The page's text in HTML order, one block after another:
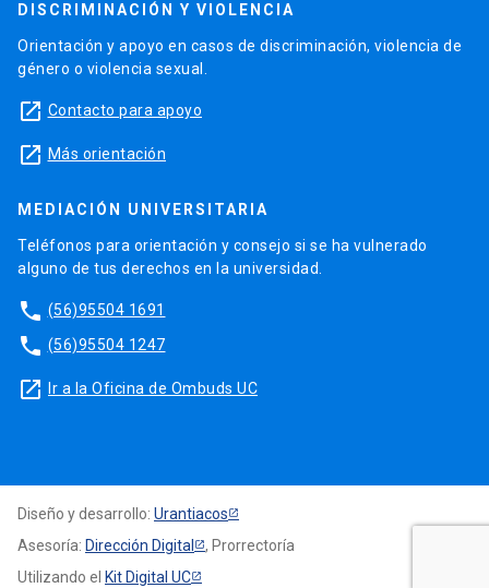
DISCRIMINACIÓN Y VIOLENCIA
Orientación y apoyo en casos de discriminación, violencia de
género o violencia sexual.
launch Contacto para apoyo
launch Más orientación
MEDIACIÓN UNIVERSITARIA
Teléfonos para orientación y consejo si se ha vulnerado
alguno de tus derechos en la universidad.
phone (56)95504 1691
phone (56)95504 1247
launch Ir a la Oficina de Ombuds UC
Diseño y desarrollo: Urantiacos
Asesoría: Dirección Digital
, Prorrectoría
Utilizando el Kit Digital UC